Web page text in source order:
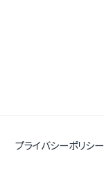
プライバシーポリシー